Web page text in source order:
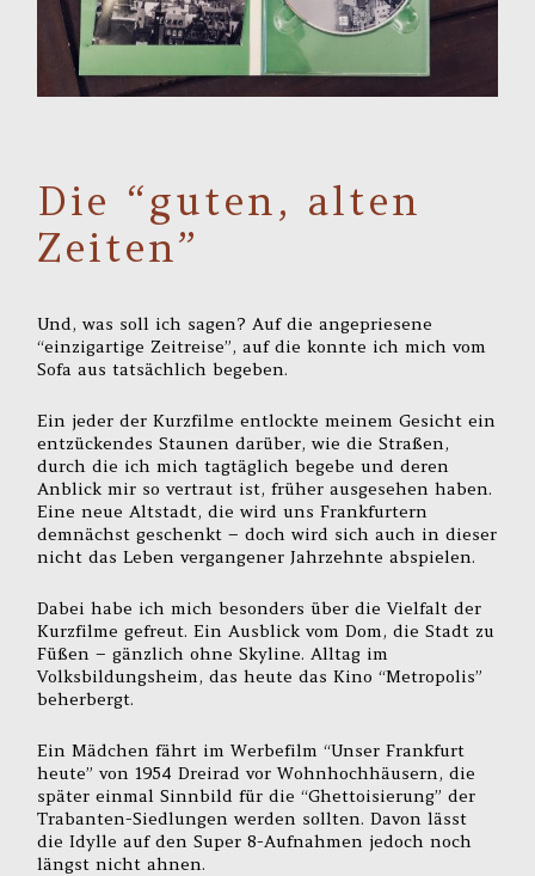
Die “guten, alten
Zeiten”
Und, was soll ich sagen? Auf die angepriesene
“einzigartige Zeitreise”, auf die konnte ich mich vom
Sofa aus tatsächlich begeben.
Ein jeder der Kurzfilme entlockte meinem Gesicht ein
entzückendes Staunen darüber, wie die Straßen,
durch die ich mich tagtäglich begebe und deren
Anblick mir so vertraut ist, früher ausgesehen haben.
Eine neue Altstadt, die wird uns Frankfurtern
demnächst geschenkt – doch wird sich auch in dieser
nicht das Leben vergangener Jahrzehnte abspielen.
Dabei habe ich mich besonders über die Vielfalt der
Kurzfilme gefreut. Ein Ausblick vom Dom, die Stadt zu
Füßen – gänzlich ohne Skyline. Alltag im
Volksbildungsheim, das heute das Kino “Metropolis”
beherbergt.
Ein Mädchen fährt im Werbefilm “Unser Frankfurt
heute” von 1954 Dreirad vor Wohnhochhäusern, die
später einmal Sinnbild für die “Ghettoisierung” der
Trabanten-Siedlungen werden sollten. Davon lässt
die Idylle auf den Super 8-Aufnahmen jedoch noch
längst nicht ahnen.